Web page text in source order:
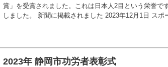
賞」を受賞されました。これは日本人2目という栄誉で
しました。 新聞に掲載されました 2023年12月1日 スポ
2023年 静岡市功労者表彰式